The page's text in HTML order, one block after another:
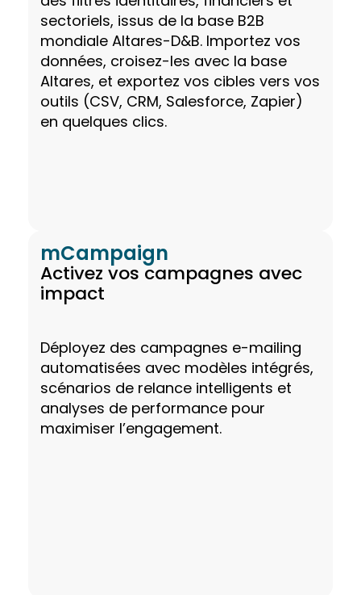
sectoriels, issus de la base B2B
mondiale Altares-D&B. Importez vos
données, croisez-les avec la base
Altares, et exportez vos cibles vers vos
outils (CSV, CRM, Salesforce, Zapier)
en quelques clics.
mCampaign
Activez vos campagnes avec
impact
Déployez des campagnes e-mailing
automatisées avec modèles intégrés,
scénarios de relance intelligents et
analyses de performance pour
maximiser l’engagement.